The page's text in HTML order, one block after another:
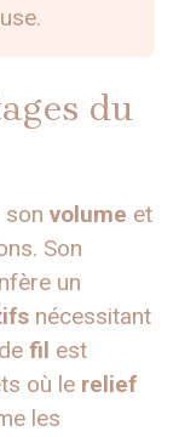
du
son volume et
Son
un
nécessitant
fil est
où le relief
les